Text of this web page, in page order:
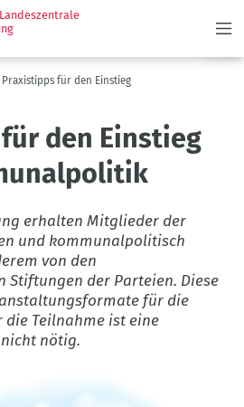
Praxistipps für den Einstieg
den Einstieg
erhalten Mitglieder der
und kommunalpolitisch
von den
der Parteien. Diese
für die
die Teilnahme ist eine
nötig.